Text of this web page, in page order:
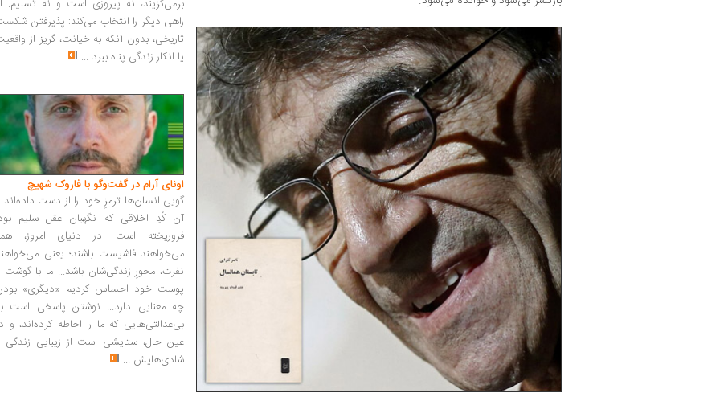
برمی‌گزیند، نه پیروزی است و نه تسلیم.
راهی دیگر را انتخاب می‌کند: پذیرفتن
تاریخی، بدون آنکه به خیانت، گریز از
یا انکار زندگی پناه ببرد ...
اونای آرام در گفت‌وگو با فاروک شهیچ‭
گویی انسان‌ها ترمزِ خود را از دست داده‌اند
آن کُدِ اخلاقی که نگهبان عقل سلیم
فروریخته است. در دنیای امروز،
می‌خواهند فاشیست باشند؛ یعنی
نفرت، محورِ زندگی‌شان باشد... ما با گوشت
پوست خود احساس کردیم «دیگری»
چه معنایی دارد... نوشتن پاسخی است
بی‌عدالتی‌هایی که ما را احاطه کرده‌اند، و
عین حال، ستایشی است از زیبایی زندگی
شادی‌هایش ...